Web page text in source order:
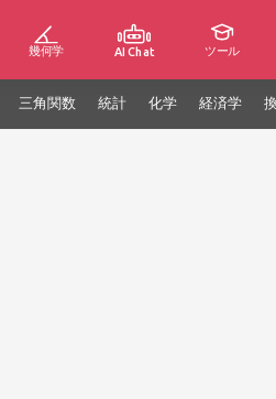
幾何学 AI Chat ツール
三角関数 統計 化学 経済学